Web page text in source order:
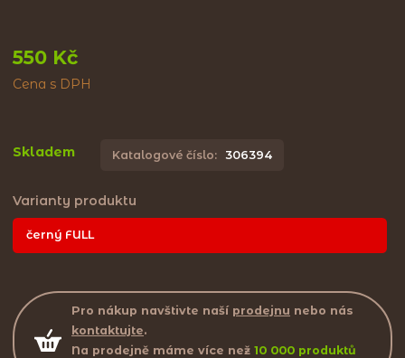
550 Kč
Cena s DPH
Skladem Katalogové číslo: 306394
Varianty produktu
černý FULL
Pro nákup navštivte naší prodejnu nebo nás
kontaktujte.
Na prodejně máme více než 10 000 produktů